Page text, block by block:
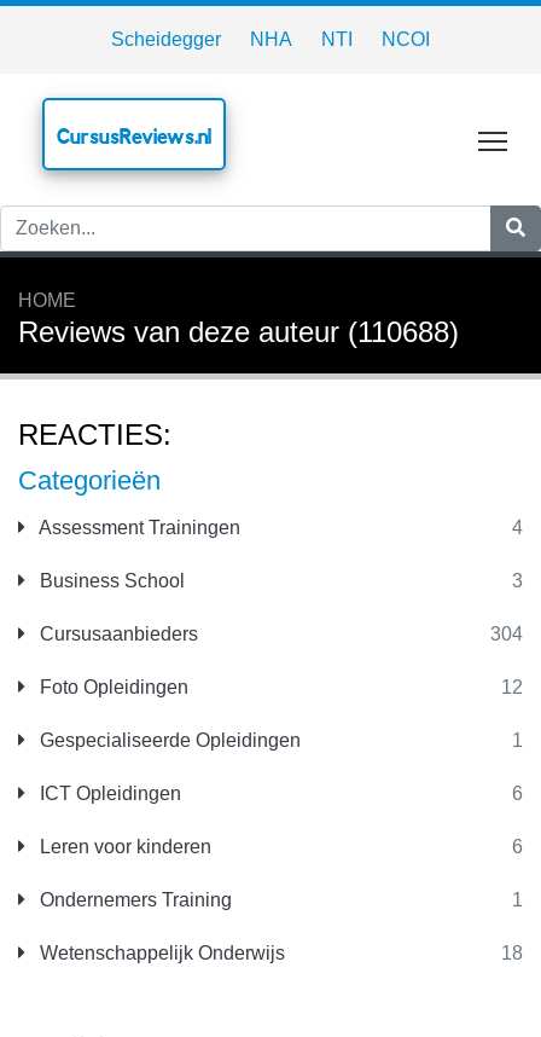
Scheidegger NHA NTI NCOI
CursusReviews.nl
HOME
Reviews van deze auteur (110688)
Categorieën
Assessment Trainingen 4
Business School 3
Cursusaanbieders 304
Foto Opleidingen 12
Gespecialiseerde Opleidingen 1
ICT Opleidingen 6
Leren voor kinderen 6
Ondernemers Training 1
Wetenschappelijk Onderwijs 18
REACTIES: